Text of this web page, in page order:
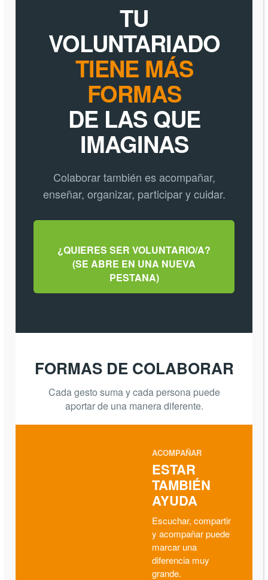
TU
VOLUNTARIADO
TIENE MÁS
FORMAS
DE LAS QUE
IMAGINAS
Colaborar también es acompañar,
enseñar, organizar, participar y cuidar.
¿QUIERES SER VOLUNTARIO/A?
(SE ABRE EN UNA NUEVA
PESTANA)
FORMAS DE COLABORAR
Cada gesto suma y cada persona puede
aportar de una manera diferente.
ACOMPAÑAR
ESTAR
TAMBIÉN
AYUDA
Escuchar, compartir
y acompañar puede
marcar una
diferencia muy
grande.